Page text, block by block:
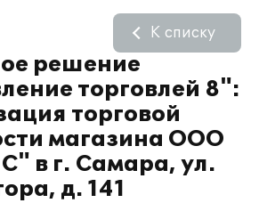
решение
торговлей 8":
торговой
магазина ООО
в г. Самара, ул.
д. 141
К списку